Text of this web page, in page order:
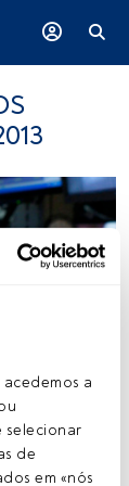
a
selecionar
de
em «nós